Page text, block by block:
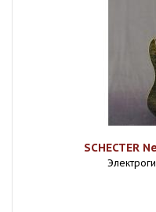
SCHECTER